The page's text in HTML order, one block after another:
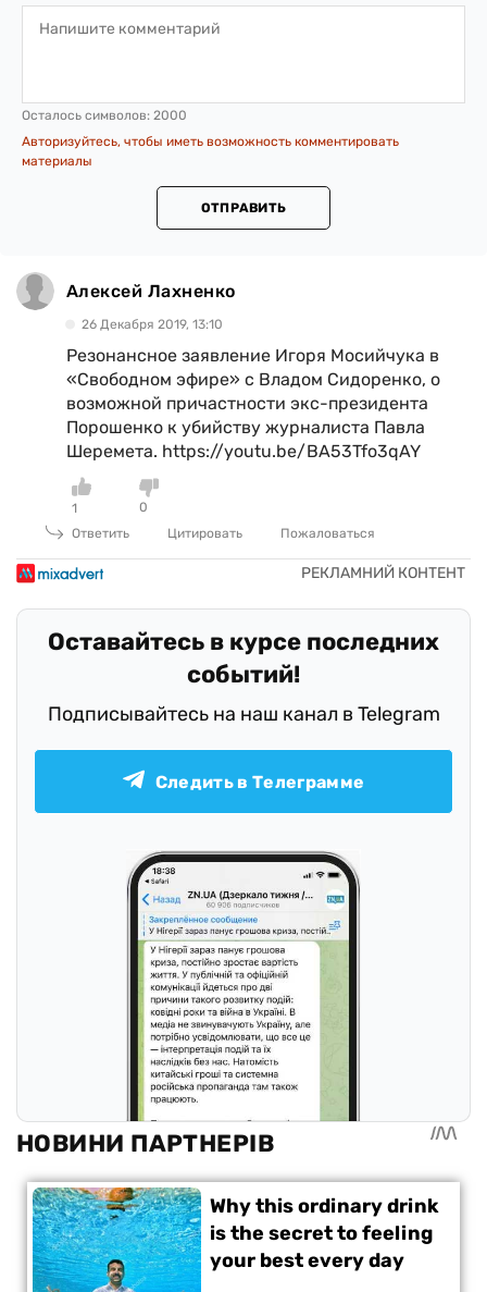
Осталось символов: 2000
Авторизуйтесь, чтобы иметь возможность комментировать
материалы
ОТПРАВИТЬ
Алексей Лахненко
26 Декабря 2019, 13:10
Резонансное заявление Игоря Мосийчука в
«Свободном эфире» с Владом Сидоренко, о
возможной причастности экс-президента
Порошенко к убийству журналиста Павла
Шеремета. https://youtu.be/BA53Tfo3qAY
1
0
Ответить
Цитировать Пожаловаться
Оставайтесь в курсе последних
событий!
Подписывайтесь на наш канал в Telegram
Следить в Телеграмме